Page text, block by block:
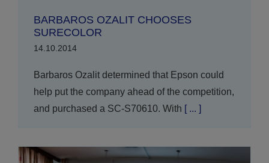
BARBAROS OZALIT CHOOSES
SURECOLOR
14.10.2014
Barbaros Ozalit determined that Epson could
help put the company ahead of the competition,
and purchased a SC-S70610. With [ ... ]